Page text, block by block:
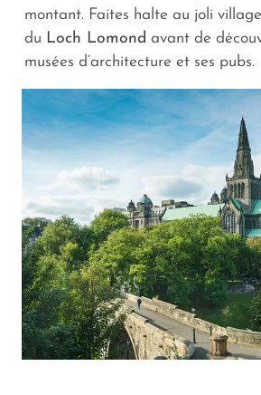
montant. Faites halte au joli
du Loch Lomond avant de
musées d’architecture et ses pubs.